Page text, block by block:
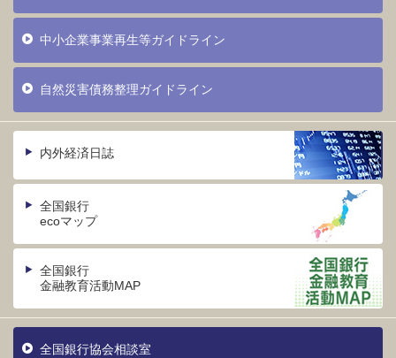
中小企業事業再生等ガイドライン
自然災害債務整理ガイドライン
内外経済日誌
全国銀行
ecoマップ
全国銀行
金融教育活動MAP
全国銀行協会相談室